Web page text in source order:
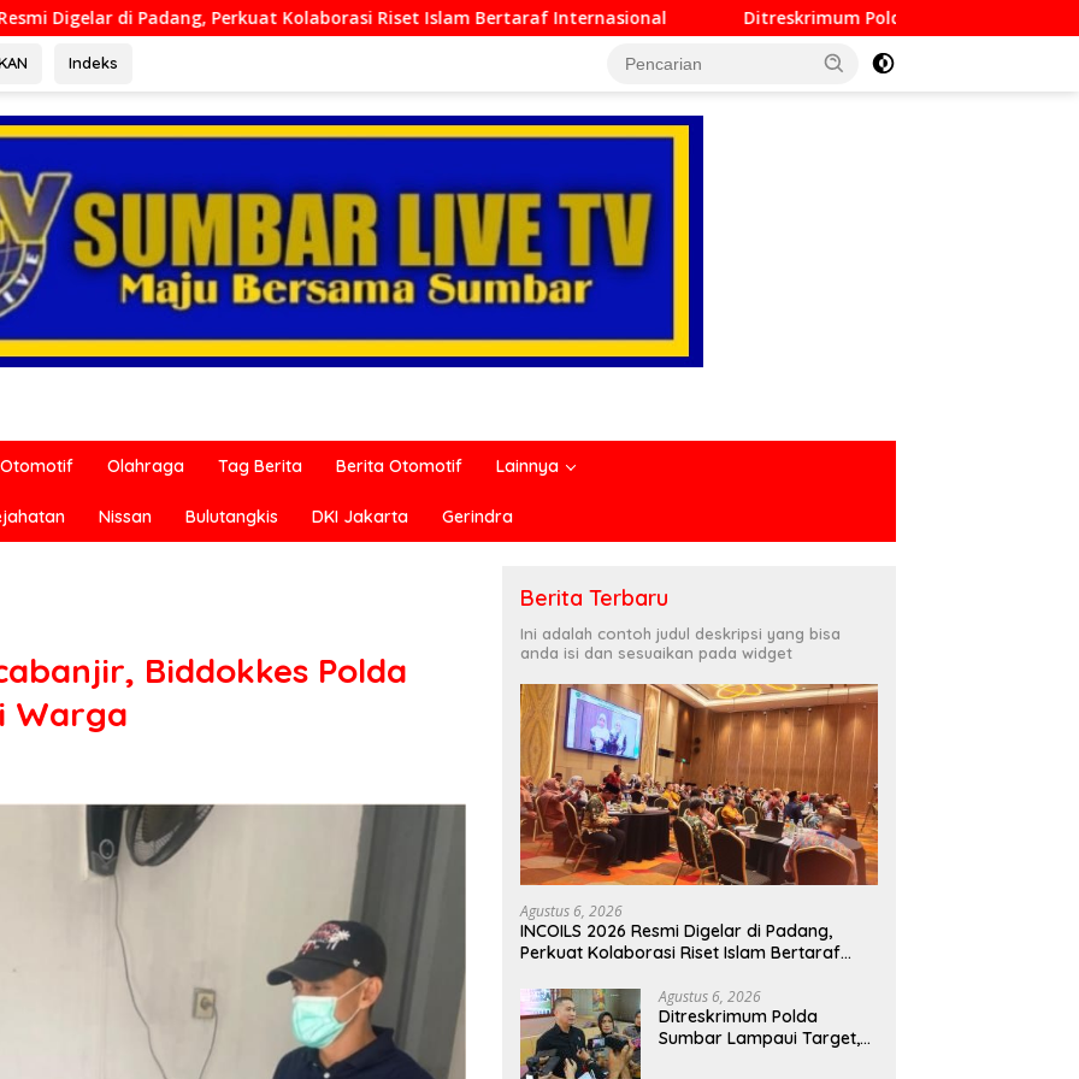
Kolaborasi Riset Islam Bertaraf Internasional Ditreskrimum Polda Sumbar Lampaui Target, Operasi Pekat dan
Indeks
Otomotif Olahraga Tag Berita Berita Otomotif Lainnya
Nissan Bulutangkis DKI Jakarta Gerindra
Biddokkes Polda
Warga
Berita Terbaru
Ini adalah contoh judul deskripsi yang bisa
anda isi dan sesuaikan pada widget
Agustus 6, 2026
INCOILS 2026 Resmi Digelar di Padang,
Perkuat Kolaborasi Riset Islam Bertaraf
Agustus 6, 2026
Ditreskrimum Polda
Sumbar Lampaui Target,